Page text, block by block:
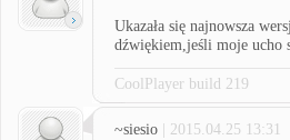
Ukazała się najnowsza
dźwiękiem,jeśli moje ucho
CoolPlayer build 219
~siesio | 2015.04.25 13:31